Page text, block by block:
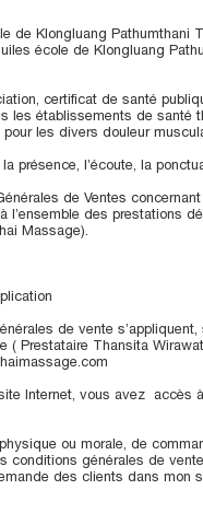
de Klongluang Pathumthani
école de Klongluang
certificat de santé
les établissements de santé
les divers douleur
présence, l’écoute, la
de Ventes
l’ensemble des prestations
Massage).
de vente
( Prestataire Thansita
Internet, vous avez accès
ou morale, de
conditions générales de
des clients dans mon